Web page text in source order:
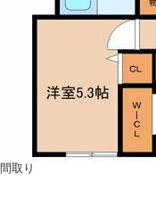
間取り